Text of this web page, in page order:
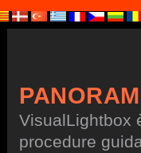
VisualLightbox
procedure